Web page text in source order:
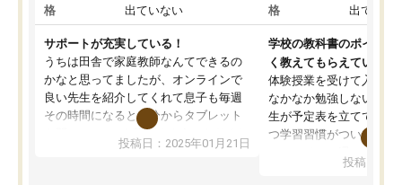
格
出ていない
サポートが充実している！
うちは田舎で家庭教師なんてできるの
かなと思ってましたが、オンラインで
良い先生を紹介してくれて息子も毎週
その時間になると自分からタブレット
を開いてzoomを繋げるようになりまし
た！5科目なんでもOKなのもとても気
投稿日：2025年01月21日
格
出ていな
学校の教科書のポイント
く教えてもらえている
体験授業を受けて入塾し
なかなか勉強しない息子
生が予定表を立ててくれ
つ学習習慣がついてきま
指導が無い日も予定表
投稿日：